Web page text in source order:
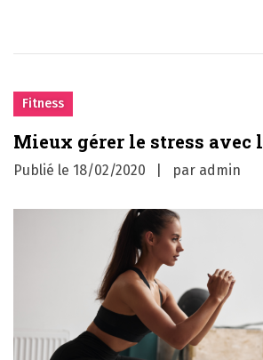
Fitness
Mieux gérer le stress avec
Publié le 18/02/2020 par admin